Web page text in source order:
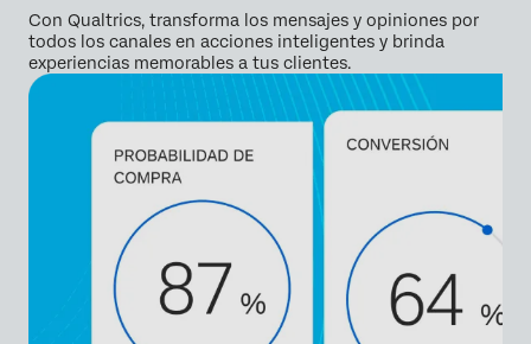
Con Qualtrics, transforma los mensajes y opiniones por
todos los canales en acciones inteligentes y brinda
experiencias memorables a tus clientes.